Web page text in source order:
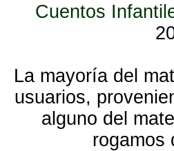
Cuentos
La mayoría del
usuarios,
alguno del
rogamos